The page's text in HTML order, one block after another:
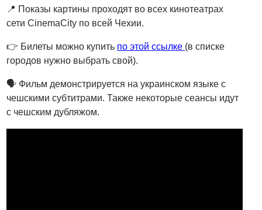
📍 Показы картины проходят во всех кинотеатрах
сети CinemaCity по всей Чехии.
👉 Билеты можно купить по этой ссылке (в списке
городов нужно выбрать свой).
🗣 Фильм демонстрируется на украинском языке с
чешскими субтитрами. Также некоторые сеансы идут
с чешским дубляжом.